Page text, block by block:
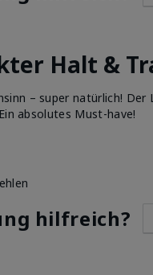
Halt &
– super natürlich!
absolutes Must-have!
hilfreich?